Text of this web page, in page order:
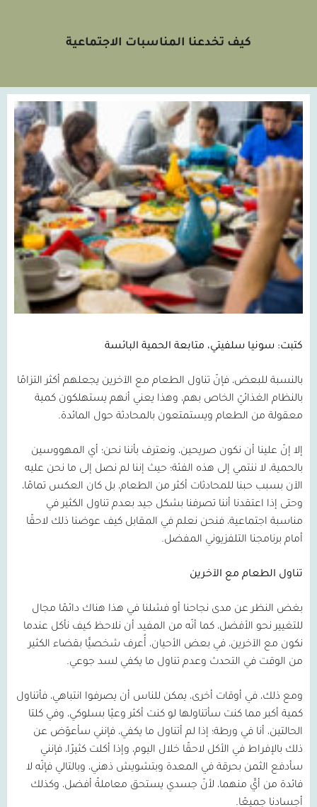
كيف تخدعنا المناسبات الاجتماعية
كتبت: سونيا سلفيتي، متابعة الحمية البائسة
بالنسبة للبعض، فإنّ تناول الطعام مع الآخرين يجعلهم أكثر التزامًا
بالنظام الغذائيّ الخاص بهم، وهذا يعني أنهم يستهلكون كمية
معقولة من الطعام ويستمتعون بالمحادثة حول المائدة.
إلا إنّ علينا أن نكون صريحين، ونعترف بأننا نحن؛ أي المهووسين
بالحمية، لا ننتمي إلى هذه الفئة؛ حيث إننا لم نصل إلى ما نحن عليه
الآن بسبب حبنا للمحادثات أكثر من الطعام، بل كان العكس تمامًا،
وحتى إذا اعتقدنا أننا تصرفنا بشكل جيد بعدم تناول الكثير في
مناسبة اجتماعية، فنحن نعلم في المقابل كيف عوضنا ذلك لاحقًا
أمام برنامجنا التلفزيوني المفضل.
تناول الطعام مع الآخرين
بغض النظر عن مدى نجاحنا أو فشلنا في هذا هناك دائمًا مجال
للتغيير نحو الأفضل، كما أنّه من المفيد أن نلاحظ كيف نأكل عندما
نكون مع الآخرين، في بعض الأحيان، أُعرف شخصيًّا بقضاء الكثير
من الوقت في التحدث وعدم تناول ما يكفي لسد جوعي.
ومع ذلك، في أوقات أخرى، يمكن للناس أن يصرفوا انتباهي، فأتناول
كمية أكبر مما كنت سأتناولها لو كنت أكثر وعيًا بسلوكي، وفي كلتا
الحالتين، أنا في ورطة؛ إذا لم أتناول ما يكفي، فإنني سأعوّض عن
ذلك بالإفراط في الأكل لاحقًا خلال اليوم، وإذا أكلت كثيرًا، فإنني
سأدفع الثمن بحرقة في المعدة وبتشويش ذهني، وبالتالي فإنّه لا
فائدة من أيٍّ منهما، لأنّ جسدي يستحق معاملةً أفضل، وكذلك
أجسادنا جميعًا.